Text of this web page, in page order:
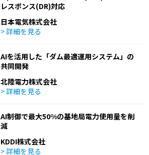
レスポンス(DR)対応
日本電気株式会社
> 詳細を見る
AIを活用した「ダム最適運用システム」の
共同開発
北陸電力株式会社
> 詳細を見る
AI制御で最大50%の基地局電力使用量を削
減
KDDI株式会社
> 詳細を見る